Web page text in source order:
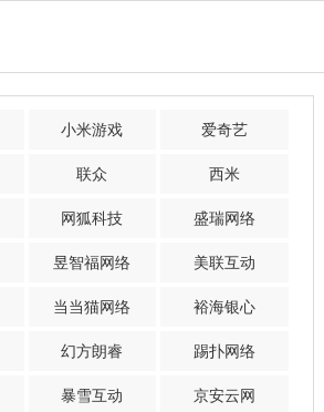
小米游戏 爱奇艺
联众 西米
网狐科技 盛瑞网络
昱智福网络 美联互动
当当猫网络 裕海银心
幻方朗睿 踢扑网络
暴雪互动 京安云网